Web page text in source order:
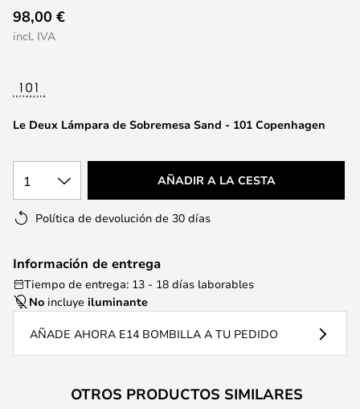
al
comienzo
galería
deLe Deux Lámpara de Sobremesa Sand - 101 Copenhagen
98,00 €
incl. IVA
1 AÑADIR A LA CESTA
Política de devolución de 30 días
Información de entrega
Tiempo de entrega: 13 - 18 días laborables
No incluye iluminante
AÑADE AHORA E14 BOMBILLA A TU PEDIDO
OTROS PRODUCTOS SIMILARES